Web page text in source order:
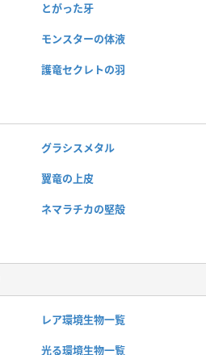
とがった牙
モンスターの体液
護竜セクレトの羽
グラシスメタル
翼竜の上皮
ネマラチカの堅殻
レア環境生物一覧
光る環境生物一覧